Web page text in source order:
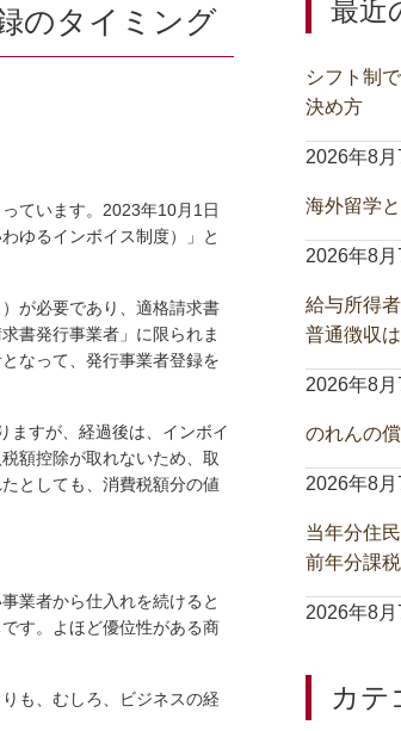
のタイミング
ています。2023年10月1日
ゆるインボイス制度）」と
が必要であり、適格請求書
書発行事業者」に限られま
なって、発行事業者登録を
ますが、経過後は、インボイ
額控除が取れないため、取
としても、消費税額分の値
業者から仕入れを続けると
す。よほど優位性がある商
も、むしろ、ビジネスの経
最近
シフト制
決め方
2026年8月
海外留学
2026年8月
給与所得
普通徴収
2026年8月
のれんの
2026年8月
当年分住
前年分課
2026年8月
カテ